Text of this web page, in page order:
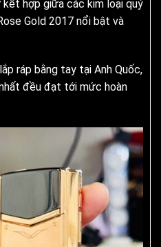
hợp giữa các kim loại quý
Gold 2017 nổi bật và
ráp bằng tay tại Anh Quốc,
đều đạt tới mức hoàn